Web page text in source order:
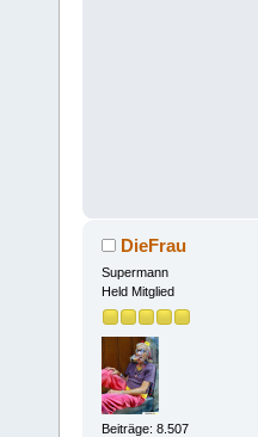
DieFrau
Supermann
Held Mitglied
Beiträge: 8.507